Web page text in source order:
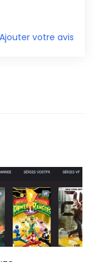
Ajouter votre avis